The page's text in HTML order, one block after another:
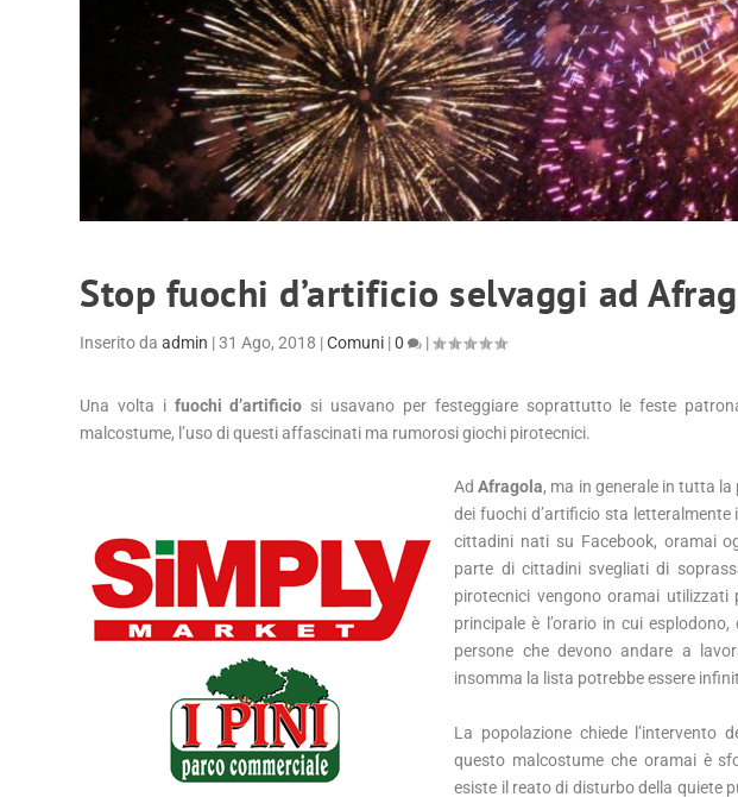
Stop fuochi d’artificio selvaggi ad
Inserito daadmin |31 Ago, 2018 |Comuni |0 |
Una volta i fuochi d’artificio si usavano per festeggiare soprattutto le feste
malcostume, l’uso di questi affascinati ma rumorosi giochi pirotecnici.
AdAfragola, ma in generale in tutta
dei fuochi d’artificio sta
cittadini nati su Facebook, oramai
parte di cittadini svegliati di
pirotecnici vengono oramai utilizzati
principale è l’orario in cui
persone che devono andare a
insomma la lista potrebbe essere
La popolazione chiede l’intervento
questo malcostume che oramai è
esiste il reato di disturbo della quiete